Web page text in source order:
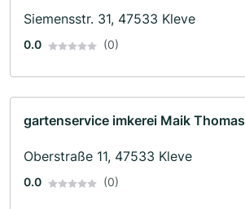
Siemensstr. 31, 47533 Kleve
0.0 (0)
gartenservice imkerei Maik Thomas
Oberstraße 11, 47533 Kleve
0.0 (0)